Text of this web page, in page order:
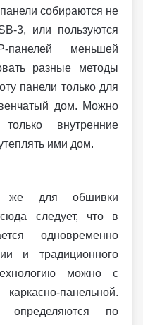
собираются не
3, или пользуются
панелей меньшей
разные методы
панели только для
дом. Можно
внутренние
ими дом.
же для обшивки
следует, что в
одновременно
и традиционного
можно с
панельной.
по